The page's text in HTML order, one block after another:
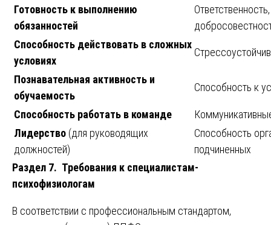
Готовность к выполнению
обязанностей
Способность действовать в сложных
условиях
Познавательная активность и
обучаемость
Способность к
Способность работать в команде
Лидерство (для руководящих
должностей)
Способность
подчиненных
Раздел 7. Требования к специалистам-
психофизиологам
В соответствии с профессиональным стандартом,